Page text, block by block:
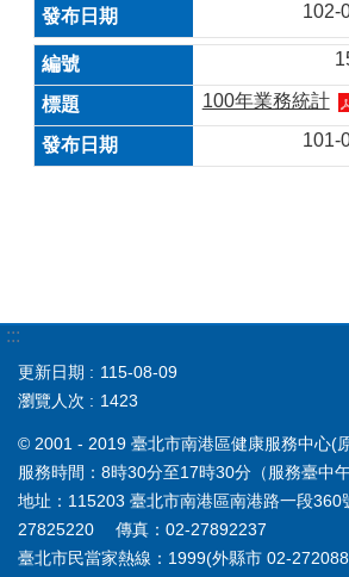
102-
100年業務統計
101-
:::
更新日期
115-08-09
瀏覽人次
1423
© 2001 - 2019 臺北市南港區健康服務中心(
服務時間：8時30分至17時30分（服務臺中午
地址：115203 臺北市南港區南港路一段
27825220 傳真：02-27892237
臺北市民當家熱線：1999(外縣市 02-